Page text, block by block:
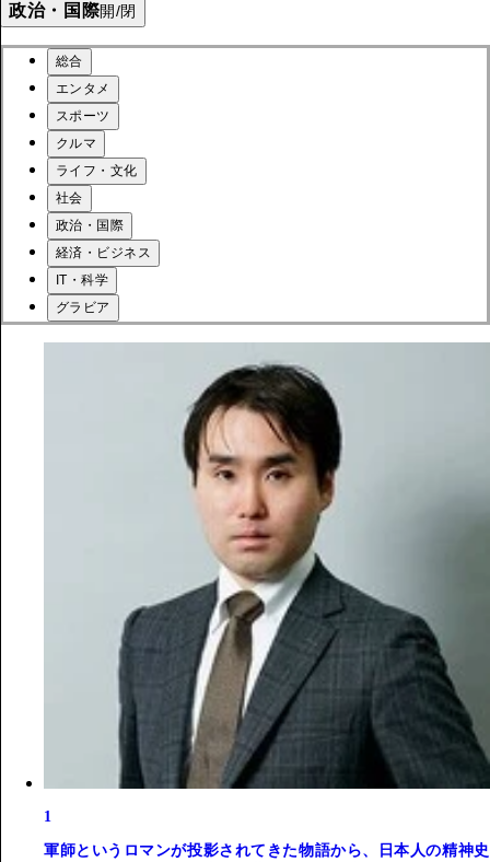
政治・国際開/閉
総合
エンタメ
スポーツ
クルマ
ライフ・文化
社会
政治・国際
経済・ビジネス
IT・科学
グラビア
1
軍師というロマンが投影されてきた物語から、日本人の精神史